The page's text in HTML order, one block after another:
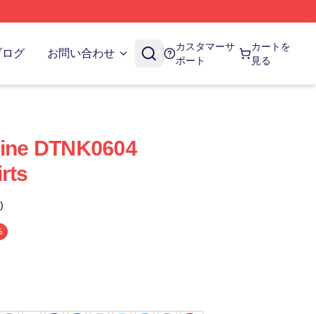
ログ お問い合わせ
カスタマーサ
ポート
カートを
見る
DTNK0604